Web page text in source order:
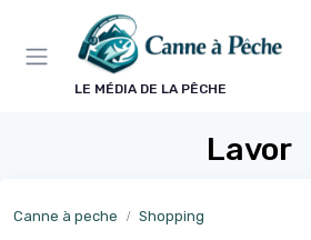
LE MÉDIA DE LA PÊCHE
Lavor
Canne à peche Shopping
Panneau de gestion des cookies